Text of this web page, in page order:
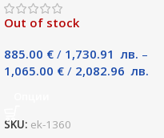
Out of stock
885.00 € / 1,730.91 лв. –
1,065.00 € / 2,082.96 лв.
SKU: ek-1360